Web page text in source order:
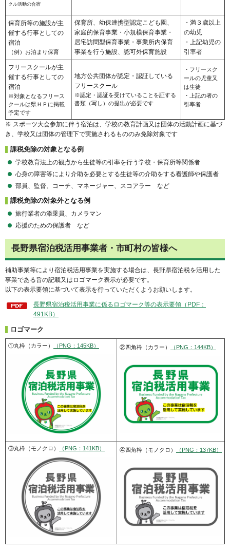
クル活動の合宿
保育所等の施設が主
催する行事としての
宿泊
（例）お泊まり保育
保育所、幼保連携型認定こども園、
家庭的保育事業・小規模保育事業・
居宅訪問型保育事業・事業所内保育
事業を行う施設、認可外保育施設
・満３歳以上
の幼児
・上記幼児の
引率者
フリースクールが主
催する行事としての
宿泊
※対象となるフリース
クールは県ＨＰに掲載
予定です
地方公共団体が認定・認証している
フリースクール
※認定・認証を受けていることを証する
書類（写し）の提出が必要です
・フリースク
ールの児童又
は生徒
・上記の者の
引率者
※ スポーツ大会参加に伴う宿泊は、学校の教育計画又は団体の活動計画に基づ
き、学校又は団体の管理下で実施されるもののみ免除対象です
課税免除の対象となる例
学校教育法上の観点から生徒等の引率を行う学校・保育所等関係者
心身の障害等により介助を必要とする生徒等の介助をする看護師や保護者
部員、監督、コーチ、マネージャー、スコアラー など
課税免除の対象外となる例
旅行業者の添乗員、カメラマン
応援のための保護者 など
長野県宿泊税活用事業者・市町村の皆様へ
補助事業等により宿泊税活用事業を実施する場合は、長野県宿泊税を活用した
事業である旨の記載又はロゴマーク表示が必要です。
以下の表示要領に基づいて表示を行っていただくようお願いします。
長野県宿泊税活用事業に係るロゴマーク等の表示要領（PDF：
491KB）
ロゴマーク
①丸枠（カラー） （PNG：145KB） ②四角枠（カラー） （PNG：144KB）
③丸枠（モノクロ） （PNG：141KB） ④四角枠（モノクロ） （PNG：137KB）